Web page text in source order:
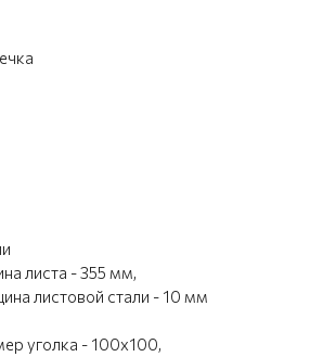
листа - 355 мм,
листовой стали - 10 мм
уголка - 100х100,